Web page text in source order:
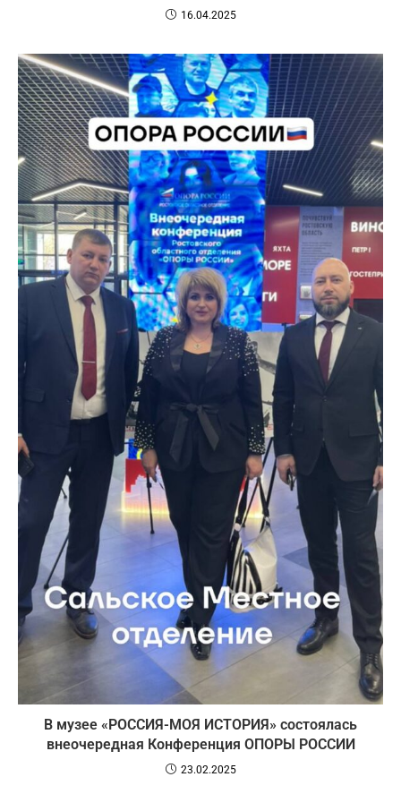
16.04.2025
В музее «РОССИЯ-МОЯ ИСТОРИЯ» состоялась
внеочередная Конференция ОПОРЫ РОССИИ
23.02.2025